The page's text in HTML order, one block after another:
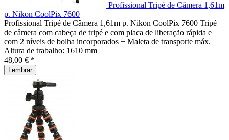
Profissional Tripé de Câmera 1,61m
p. Nikon CoolPix 7600
Profissional Tripé de Câmera 1,61m p. Nikon CoolPix 7600 Tripé
de câmera com cabeça de tripé e com placa de liberação rápida e
com 2 níveis de bolha incorporados + Maleta de transporte máx.
Altura de trabalho: 1610 mm
48,00 € *
Lembrar